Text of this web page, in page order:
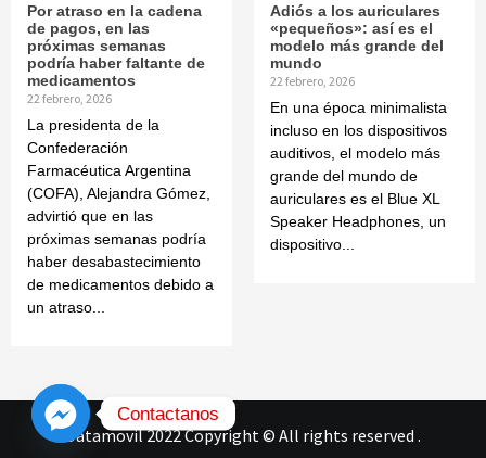
Por atraso en la cadena
de pagos, en las
próximas semanas
podría haber faltante de
medicamentos
22 febrero, 2026
La presidenta de la
Confederación
Farmacéutica Argentina
(COFA), Alejandra Gómez,
advirtió que en las
próximas semanas podría
haber desabastecimiento
de medicamentos debido a
un atraso...
Adiós a los auriculares
«pequeños»: así es el
modelo más grande del
mundo
22 febrero, 2026
En una época minimalista
incluso en los dispositivos
auditivos, el modelo más
grande del mundo de
auriculares es el Blue XL
Speaker Headphones, un
dispositivo...
Datamovil 2022 Copyright © All rights reserved .
Contactanos